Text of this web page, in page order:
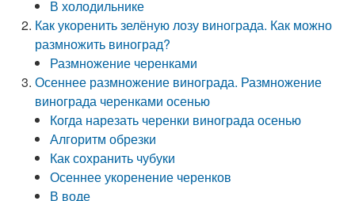
В холодильнике
Как укоренить зелёную лозу винограда. Как можно
размножить виноград?
Размножение черенками
Осеннее размножение винограда. Размножение
винограда черенками осенью
Когда нарезать черенки винограда осенью
Алгоритм обрезки
Как сохранить чубуки
Осеннее укоренение черенков
В воде